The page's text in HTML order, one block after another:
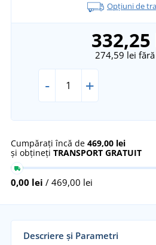
Opțiuni de
274,59 lei fără
- +
Cumpărați încă de 469,00 lei
și obțineți TRANSPORT GRATUIT
0,00 lei / 469,00 lei
Descriere și Parametri